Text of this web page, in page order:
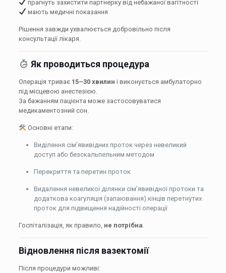
прагнуть захистити партнерку від небажаної вагітності
мають медичні показання
Рішення завжди ухвалюється добровільно після
консультації лікаря.
Як проводиться процедура
Операція триває 15–30 хвилин і виконується амбулаторно
під місцевою анестезією.
За бажанням пацієнта може застосовуватися
медикаментозний сон.
Основні етапи:
Виділення сім’явивідних проток через невеликий
доступ або безскальпельним методом
Перекриття та перетин проток
Видалення невеликої ділянки сім’явивідної протоки та
додаткова коагуляція (запаювання) кінців перетнутих
проток для підвищення надійності операції
Госпіталізація, як правило, не потрібна.
Відновлення після вазектомії
Після процедури можливі: